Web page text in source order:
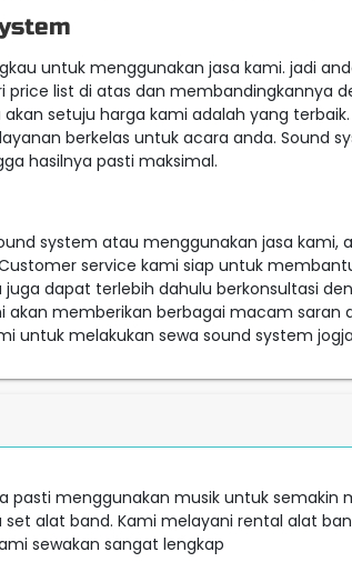
untuk menggunakan jasa kami. jadi
price list di atas dan membandingkannya
setuju harga kami adalah yang
berkelas untuk acara anda. Sound
hasilnya pasti maksimal.
system atau menggunakan jasa kami,
service kami siap untuk
dapat terlebih dahulu berkonsultasi
akan memberikan berbagai macam saran
untuk melakukan sewa sound system
pasti menggunakan musik untuk semakin
set alat band. Kami melayani rental alat
sewakan sangat lengkap